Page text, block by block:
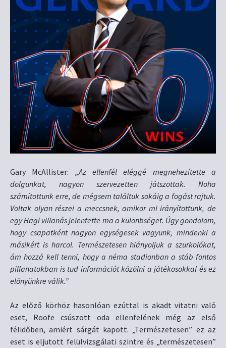
Gary McAllister: „Az ellenfél eléggé megnehezítette a
dolgunkat, nagyon szervezetten játszottak. Noha
számítottunk erre, de mégsem találtuk sokáig a fogást rajtuk.
Voltak olyan részei a meccsnek, amikor mi irányítottunk, de
egy Hagi villanás jelentette ma a különbséget. Úgy gondolom,
hogy csapatként nagyon egységesek vagyunk, mindenki a
másikért is harcol. Természetesen hiányoljuk a szurkolókat,
ám hozzá kell tenni, hogy a néma stadionban a stáb fontos
pillanatokban is tud információt közölni a játékosokkal és ez
előnyünkre válik.”
Az előző körhöz hasonlóan ezúttal is akadt vitatni való
eset, Roofe csúszott oda ellenfelének még az első
félidőben, amiért sárgát kapott. „Természetesen” ez az
eset is eljutott felülvizsgálati szintre és „természetesen”